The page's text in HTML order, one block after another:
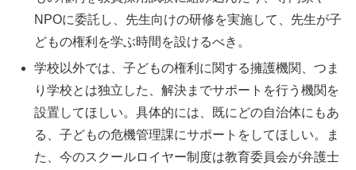
NPOに委託し、先生向けの研修を実施して、先生が子
どもの権利を学ぶ時間を設けるべき。
学校以外では、子どもの権利に関する擁護機関、つま
り学校とは独立した、解決までサポートを行う機関を
設置してほしい。具体的には、既にどの自治体にもあ
る、子どもの危機管理課にサポートをしてほしい。ま
た、今のスクールロイヤー制度は教育委員会が弁護士